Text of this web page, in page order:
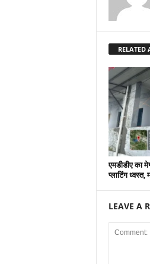
RELATED
एमडीडीए का
प्लाटिंग ध्वस्त,
LEAVE A